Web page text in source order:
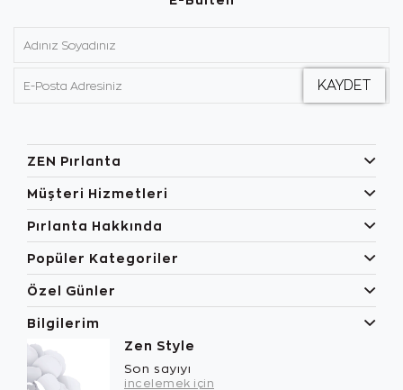
ZEN Pırlanta
Müşteri Hizmetleri
Pırlanta Hakkında
Popüler Kategoriler
Özel Günler
Bilgilerim
Zen Style
Son sayıyı
incelemek için